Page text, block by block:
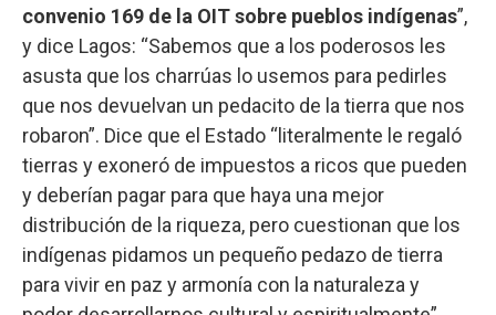
convenio 169 de la OIT sobre pueblos indígenas”,
y dice Lagos: “Sabemos que a los poderosos les
asusta que los charrúas lo usemos para pedirles
que nos devuelvan un pedacito de la tierra que nos
robaron”. Dice que el Estado “literalmente le regaló
tierras y exoneró de impuestos a ricos que pueden
y deberían pagar para que haya una mejor
distribución de la riqueza, pero cuestionan que los
indígenas pidamos un pequeño pedazo de tierra
para vivir en paz y armonía con la naturaleza y